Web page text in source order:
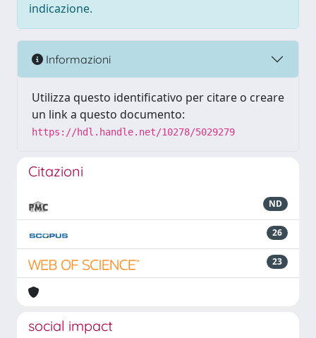
indicazione.
Informazioni
Utilizza questo identificativo per citare o creare
un link a questo documento:
https://hdl.handle.net/10278/5029279
Citazioni
ND
26
23
social impact